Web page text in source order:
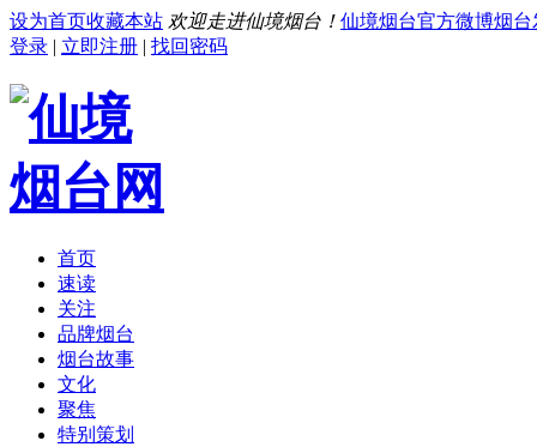
设为首页收藏本站 欢迎走进仙境烟台！ 仙境烟台官方微博烟台
登录 | 立即注册 | 找回密码
首页
速读
关注
品牌烟台
烟台故事
文化
聚焦
特别策划